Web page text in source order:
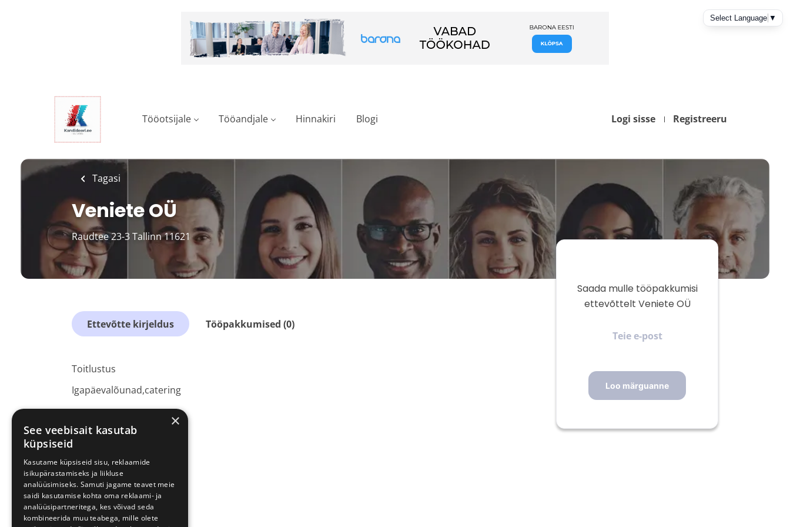
Logi sisse Registreeru
Tööotsijale Tööandjale Hinnakiri Blogi
Tagasi
Veniete OÜ
Raudtee 23-3 Tallinn 11621
Ettevõtte kirjeldus Tööpakkumised (0)
Toitlustus
Igapäevalõunad,catering
Saada mulle tööpakkumisi
ettevõttelt Veniete OÜ
×
See veebisait kasutab
küpsiseid
Kasutame küpsiseid sisu, reklaamide
isikupärastamiseks ja liikluse
analüüsimiseks. Samuti jagame teavet meie
saidi kasutamise kohta oma reklaami- ja
analüüsipartneritega, kes võivad seda
kombineerida muu teabega, mille olete